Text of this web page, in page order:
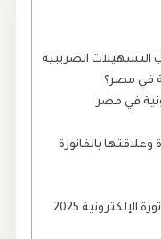
التسهيلات الضريبية
في مصر؟
في مصر
بالفاتورة
2025